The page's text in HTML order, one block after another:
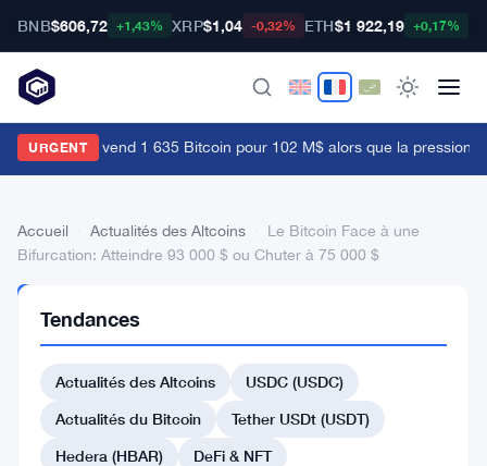
BNB$606,72 +1,43% XRP$1,04 -0,32% ETH$1 922,19 +0,17%
URGENT
Digital vend 1 635 Bitcoin pour 102 M$ alors que la pression
Accueil Actualités des Altcoins
Le Bitcoin Face à une
Bifurcation: Atteindre 93 000 $ ou Chuter à 75 000 $
DES
ALTCOINS
Bitcoin
Face
Tendances
Actualités des Altcoins
USDC (USDC)
Actualités du Bitcoin
Tether USDt (USDT)
Hedera (HBAR)
DeFi & NFT